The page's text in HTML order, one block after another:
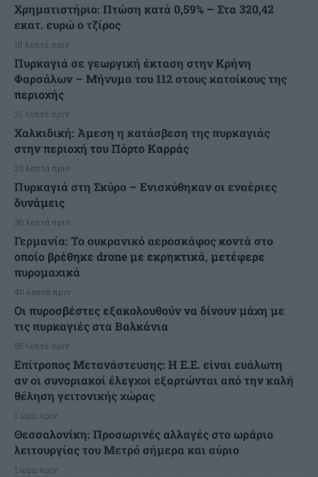
Χρηματιστήριο: Πτώση κατά 0,59% – Στα 320,42
εκατ. ευρώ ο τζίρος
10 λεπτά πριν
Πυρκαγιά σε γεωργική έκταση στην Κρήνη
Φαρσάλων – Μήνυμα του 112 στους κατοίκους της
περιοχής
21 λεπτά πριν
Χαλκιδική: Άμεση η κατάσβεση της πυρκαγιάς
στην περιοχή του Πόρτο Καρράς
25 λεπτά πριν
Πυρκαγιά στη Σκύρο – Ενισχύθηκαν οι εναέριες
δυνάμεις
30 λεπτά πριν
Γερμανία: Το ουκρανικό αεροσκάφος κοντά στο
οποίο βρέθηκε drone με εκρηκτικά, μετέφερε
πυρομαχικά
40 λεπτά πριν
Οι πυροσβέστες εξακολουθούν να δίνουν μάχη με
τις πυρκαγιές στα Βαλκάνια
55 λεπτά πριν
Επίτροπος Μετανάστευσης: Η Ε.Ε. είναι ευάλωτη
αν οι συνοριακοί έλεγχοι εξαρτώνται από την καλή
θέληση γειτονικής χώρας
1 ώρα πριν
Θεσσαλονίκη: Προσωρινές αλλαγές στο ωράριο
λειτουργίας του Μετρό σήμερα και αύριο
1 ώρα πριν